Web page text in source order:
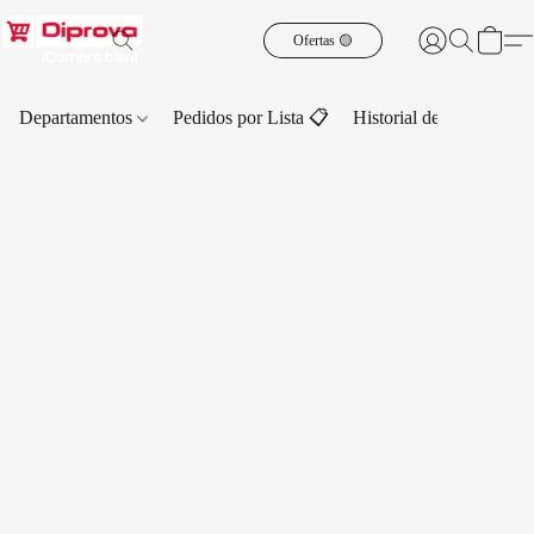
Ofertas 🟡
Departamentos Pedidos por Lista 📋 Historial de Pedidos